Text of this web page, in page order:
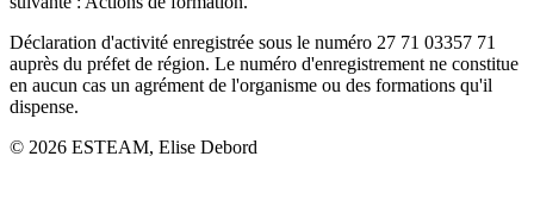
Déclaration d'activité enregistrée sous le numéro 27 71 03357 71
auprès du préfet de région. Le numéro d'enregistrement ne constitue
en aucun cas un agrément de l'organisme ou des formations qu'il
dispense.
© 2026 ESTEAM, Elise Debord